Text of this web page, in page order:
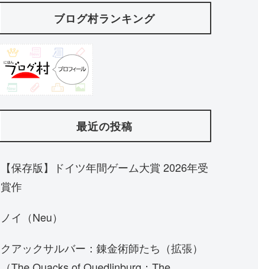
ブログ村ランキング
最近の投稿
【保存版】ドイツ年間ゲーム大賞 2026年受
賞作
ノイ（Neu）
クアックサルバー：錬金術師たち（拡張）